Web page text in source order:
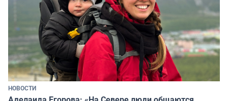
НОВОСТИ